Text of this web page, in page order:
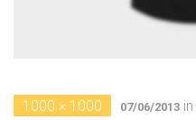
1000 × 1000 07/06/2013 in